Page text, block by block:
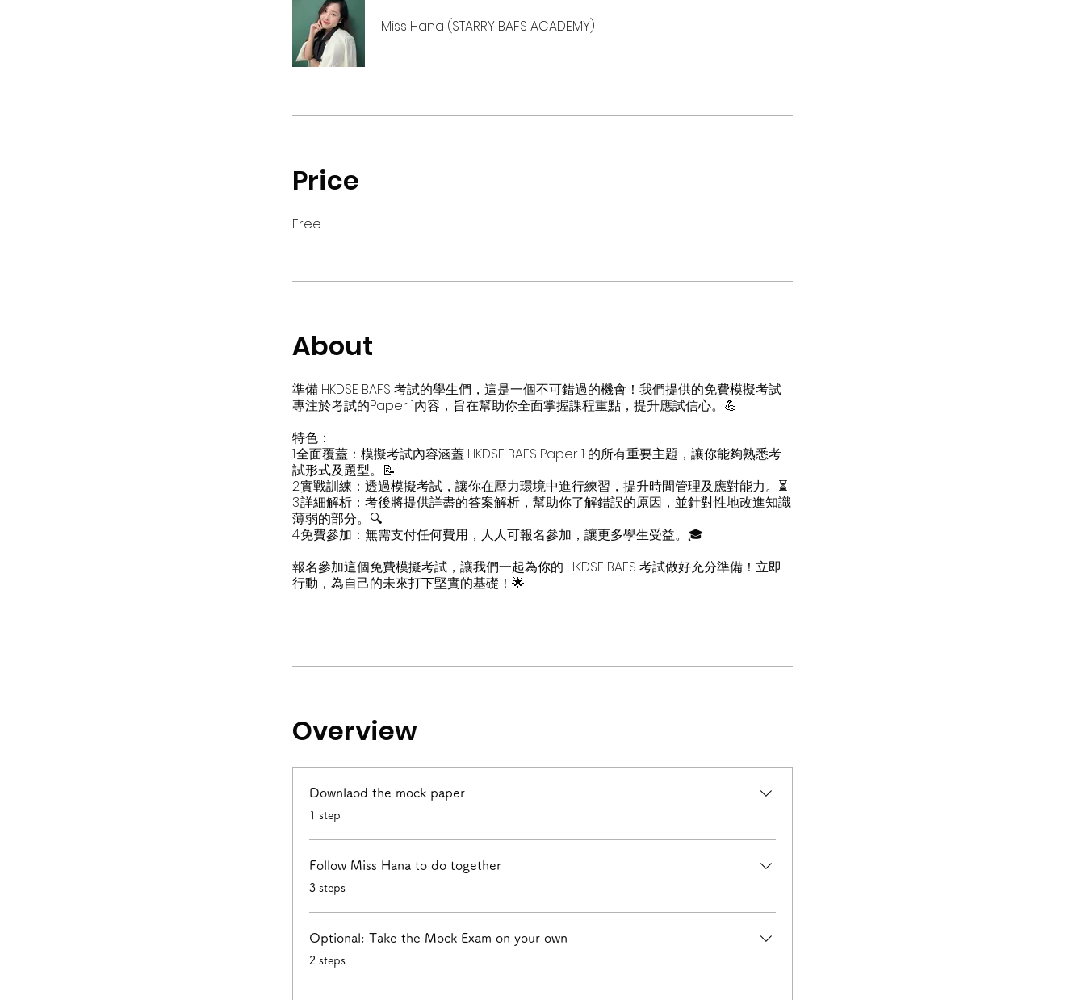
Miss Hana (STARRY BAFS ACADEMY)
Price
Free
About
準備 HKDSE BAFS 考試的學生們，這是一個不可錯過的機會！我們提供的免費模擬考試
專注於考試的Paper 1內容，旨在幫助你全面掌握課程重點，提升應試信心。💪
特色：
1.全面覆蓋：模擬考試內容涵蓋 HKDSE BAFS Paper 1 的所有重要主題，讓你能夠熟悉考
試形式及題型。📝
2.實戰訓練：透過模擬考試，讓你在壓力環境中進行練習，提升時間管理及應對能力。⏳
3.詳細解析：考後將提供詳盡的答案解析，幫助你了解錯誤的原因，並針對性地改進知識
薄弱的部分。🔍
4.免費參加：無需支付任何費用，人人可報名參加，讓更多學生受益。🎓
報名參加這個免費模擬考試，讓我們一起為你的 HKDSE BAFS 考試做好充分準備！立即
行動，為自己的未來打下堅實的基礎！🌟
Overview
Downlaod the mock paper
.1 step
Follow Miss Hana to do together
.
3 steps
Optional: Take the Mock Exam on your own
.2 steps